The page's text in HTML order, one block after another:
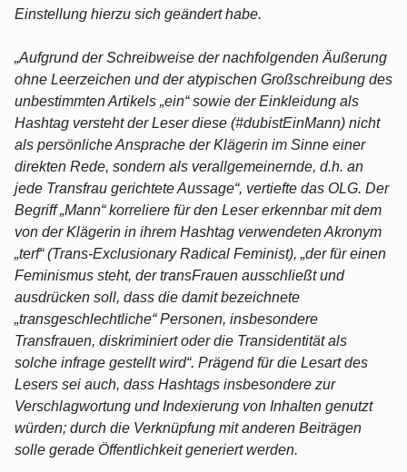
Einstellung hierzu sich geändert habe.
„Aufgrund der Schreibweise der nachfolgenden Äußerung
ohne Leerzeichen und der atypischen Großschreibung des
unbestimmten Artikels „ein“ sowie der Einkleidung als
Hashtag versteht der Leser diese (#dubistEinMann) nicht
als persönliche Ansprache der Klägerin im Sinne einer
direkten Rede, sondern als verallgemeinernde, d.h. an
jede Transfrau gerichtete Aussage“, vertiefte das OLG. Der
Begriff „Mann“ korreliere für den Leser erkennbar mit dem
von der Klägerin in ihrem Hashtag verwendeten Akronym
„terf“ (Trans-Exclusionary Radical Feminist), „der für einen
Feminismus steht, der transFrauen ausschließt und
ausdrücken soll, dass die damit bezeichnete
„transgeschlechtliche“ Personen, insbesondere
Transfrauen, diskriminiert oder die Transidentität als
solche infrage gestellt wird“. Prägend für die Lesart des
Lesers sei auch, dass Hashtags insbesondere zur
Verschlagwortung und Indexierung von Inhalten genutzt
würden; durch die Verknüpfung mit anderen Beiträgen
solle gerade Öffentlichkeit generiert werden.